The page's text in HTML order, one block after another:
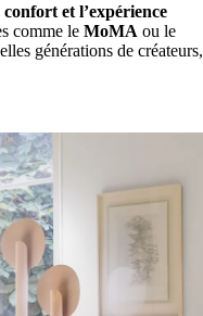
confort et l’expérience
comme le MoMA ou le
générations de créateurs,